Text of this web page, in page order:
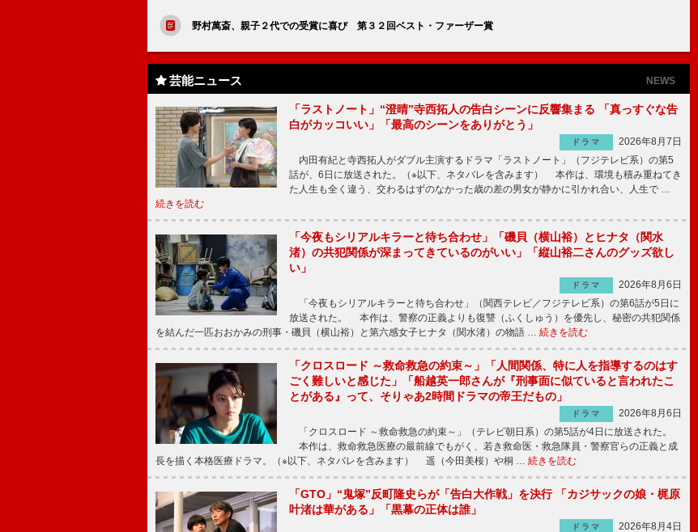
野村萬斎、親子２代での受賞に喜び 第３２回ベスト・ファーザー賞
芸能ニュース NEWS
「ラストノート」“澄晴”寺西拓人の告白シーンに反響集まる 「真っすぐな告
白がカッコいい」「最高のシーンをありがとう」
ドラマ
2026年8月7日
内田有紀と寺西拓人がダブル主演するドラマ「ラストノート」（フジテレビ系）の第5
話が、6日に放送された。（※以下、ネタバレを含みます） 本作は、環境も積み重ねてき
た人生も全く違う、交わるはずのなかった歳の差の男女が静かに引かれ合い、人生で …
続きを読む
「今夜もシリアルキラーと待ち合わせ」「磯貝（横山裕）とヒナタ（関水
渚）の共犯関係が深まってきているのがいい」「縦山裕二さんのグッズ欲し
い」
ドラマ
2026年8月6日
「今夜もシリアルキラーと待ち合わせ」（関西テレビ／フジテレビ系）の第6話が5日に
放送された。 本作は、警察の正義よりも復讐（ふくしゅう）を優先し、秘密の共犯関係
を結んだ一匹おおかみの刑事・磯貝（横山裕）と第六感女子ヒナタ（関水渚）の物語 … 続きを読む
「クロスロード ～救命救急の約束～」「人間関係、特に人を指導するのはす
ごく難しいと感じた」「船越英一郎さんが『刑事面に似ていると言われたこ
とがある』って、そりゃあ2時間ドラマの帝王だもの」
ドラマ
2026年8月6日
「クロスロード ～救命救急の約束～」（テレビ朝日系）の第5話が4日に放送された。
本作は、救命救急医療の最前線でもがく、若き救命医・救急隊員・警察官らの正義と成
長を描く本格医療ドラマ。（※以下、ネタバレを含みます） 遥（今田美桜）や桐 … 続きを読む
「GTO」“鬼塚”反町隆史らが「告白大作戦」を決行 「カジサックの娘・梶原
叶渚は華がある」「黒幕の正体は誰」
ドラマ 2026年8月4日